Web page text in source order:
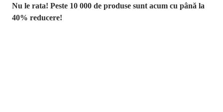
Nu le rata! Peste 10 000 de produse sunt acum cu până la
40% reducere!